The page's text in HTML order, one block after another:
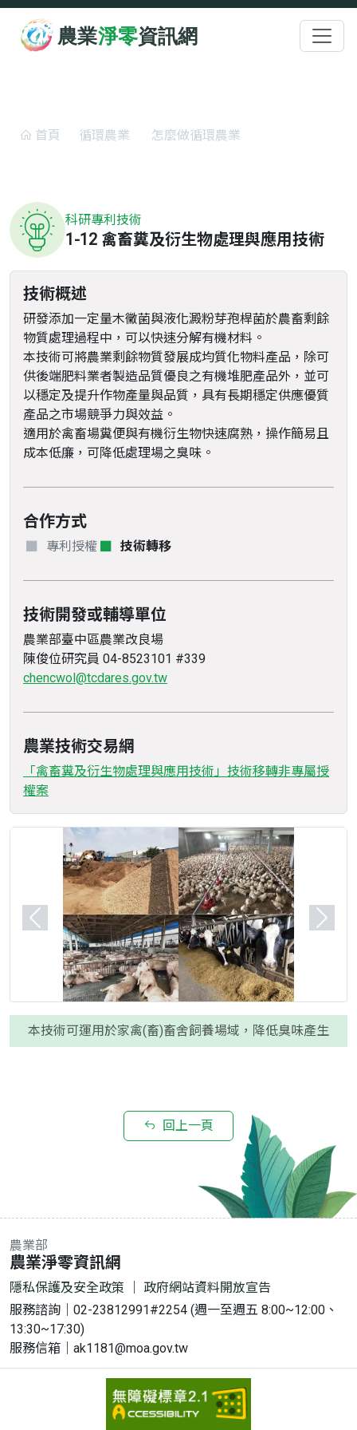
跳至主要內容
首頁 循環農業
怎麼做循環農業
科研專利技術
1-12 禽畜糞及衍生物處理與應用技術
技術概述
研發添加一定量木黴菌與液化澱粉芽孢桿菌於農畜剩餘
物質處理過程中，可以快速分解有機材料。
本技術可將農業剩餘物質發展成均質化物料產品，除可
供後端肥料業者製造品質優良之有機堆肥產品外，並可
以穩定及提升作物產量與品質，具有長期穩定供應優質
產品之市場競爭力與效益。
適用於禽畜場糞便與有機衍生物快速腐熟，操作簡易且
成本低廉，可降低處理場之臭味。
合作方式
專利授權 技術轉移
技術開發或輔導單位
農業部臺中區農業改良場
陳俊位研究員 04-8523101 #339
chencwol@tcdares.gov.tw
農業技術交易網
「禽畜糞及衍生物處理與應用技術」技術移轉非專屬授
權案
本技術可運用於家禽(畜)畜舍飼養場域，降低臭味產生
Previous Next
回上一頁
:::
農業部
農業淨零資訊網
隱私保護及安全政策
政府網站資料開放宣告
服務諮詢｜02-23812991#2254 (週一至週五 8:00~12:00、
13:30~17:30)
服務信箱｜ak1181@moa.gov.tw